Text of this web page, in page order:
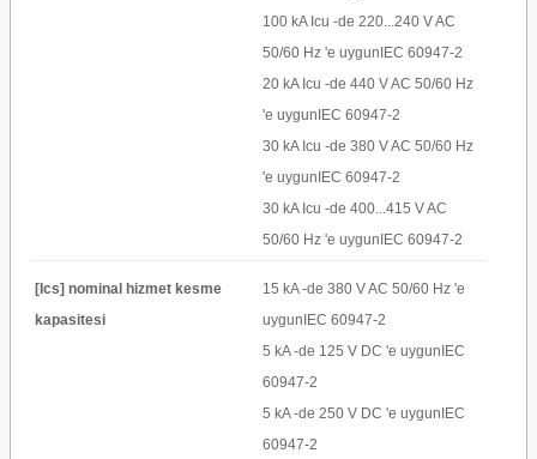
100 kA Icu -de 220...240 V AC
50/60 Hz 'e uygunIEC 60947-2
20 kA Icu -de 440 V AC 50/60 Hz
'e uygunIEC 60947-2
30 kA Icu -de 380 V AC 50/60 Hz
'e uygunIEC 60947-2
30 kA Icu -de 400...415 V AC
50/60 Hz 'e uygunIEC 60947-2
[Ics] nominal hizmet kesme
kapasitesi
15 kA -de 380 V AC 50/60 Hz 'e
uygunIEC 60947-2
5 kA -de 125 V DC 'e uygunIEC
60947-2
5 kA -de 250 V DC 'e uygunIEC
60947-2